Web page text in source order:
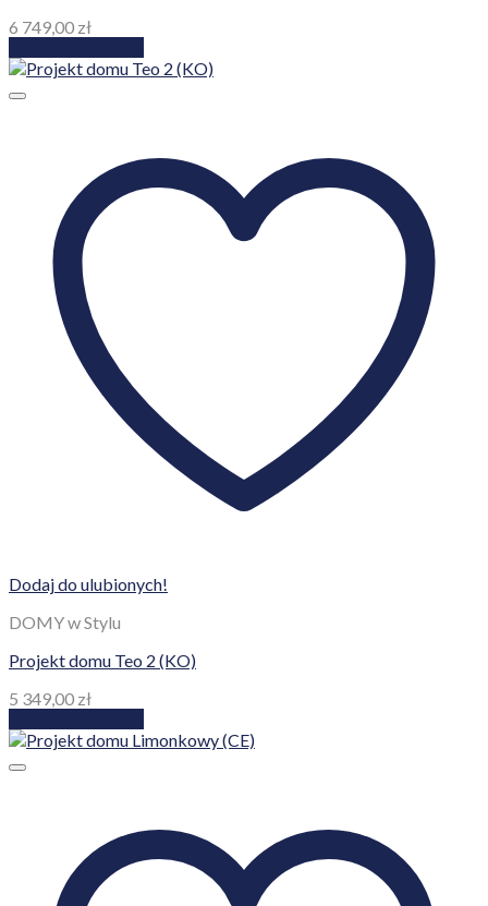
6 749,00 zł
Dodaj do ulubionych!
DOMY w Stylu
Projekt domu Teo 2 (KO)
5 349,00 zł